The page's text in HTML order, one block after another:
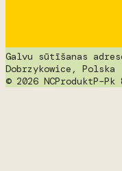
Galvu sūtīšanas
Dobrzykowice, Polska
© 2026 NCProduktP–Pk